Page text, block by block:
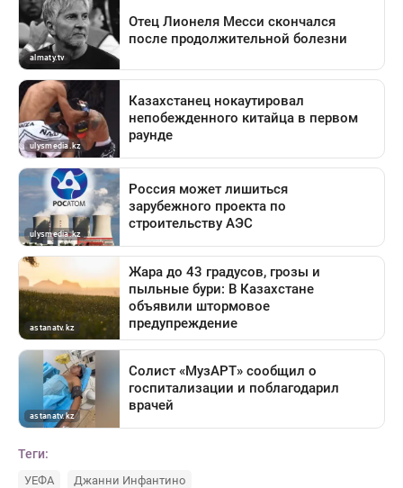
Теги:
УЕФА Джанни Инфантино